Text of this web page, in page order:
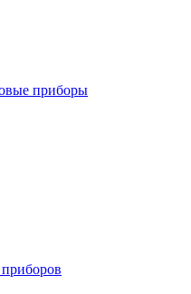
приборы